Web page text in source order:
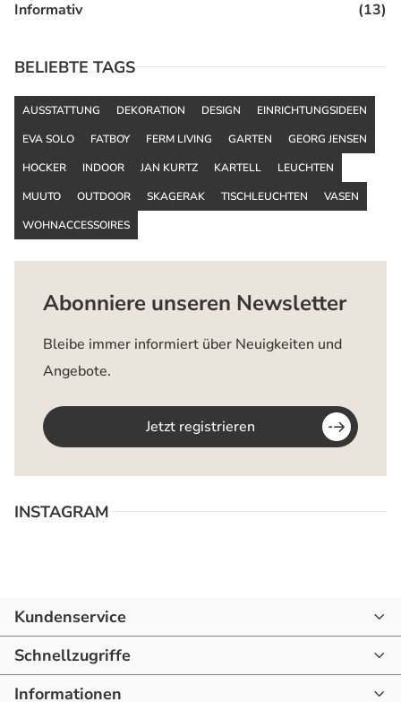
Informativ (13)
BELIEBTE TAGS
AUSSTATTUNG DEKORATION DESIGN
EINRICHTUNGSIDEEN
EVA SOLO
FATBOY FERM LIVING GARTEN
GEORG JENSEN
HOCKER
INDOOR JAN KURTZ KARTELL
LEUCHTEN
MUUTO
OUTDOOR SKAGERAK TISCHLEUCHTEN
VASEN
WOHNACCESSOIRES
Abonniere unseren Newsletter
Bleibe immer informiert über Neuigkeiten und
Angebote.
Jetzt registrieren
INSTAGRAM
Kundenservice
07144 - 866190
mail@raum-blick.de
Montag - Freitag
Schnellzugriffe
Startseite
Informationen